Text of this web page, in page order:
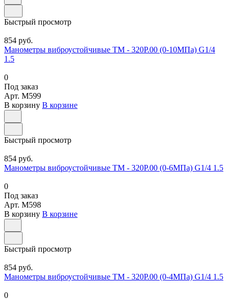
Быстрый просмотр
854 руб.
Манометры виброустойчивые ТМ - 320Р.00 (0-10МПа) G1/4
1.5
0
Под заказ
Арт. M599
В корзину В корзине
Быстрый просмотр
854 руб.
Манометры виброустойчивые ТМ - 320Р.00 (0-6МПа) G1/4 1.5
0
Под заказ
Арт. M598
В корзину В корзине
Быстрый просмотр
854 руб.
Манометры виброустойчивые ТМ - 320Р.00 (0-4МПа) G1/4 1.5
0